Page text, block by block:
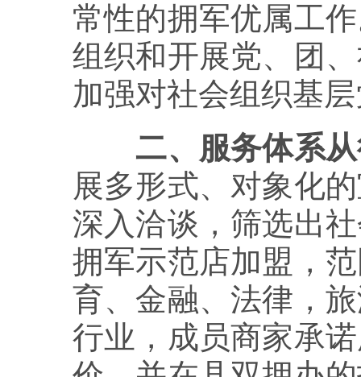
常性的拥军优属工
组织和开展党、团
加强对社会组织基
二、服务体系
展多形式、对象化
深入洽谈，筛选出
拥军示范店加盟，
育、金融、法律，
行业，成员商家承